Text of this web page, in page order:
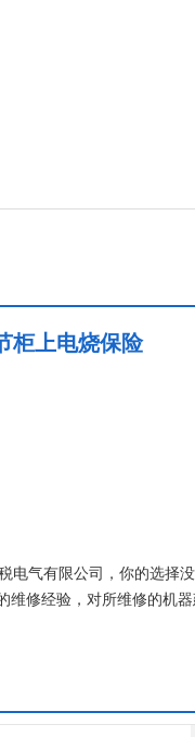
柜上电烧保险
电气有限公司，你的选择
维修经验，对所维修的机